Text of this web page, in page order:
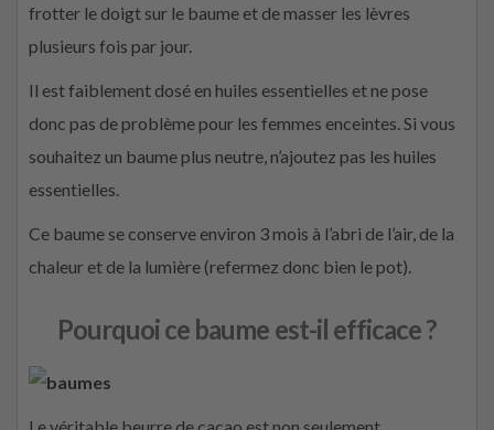
frotter le doigt sur le baume et de masser les lèvres
plusieurs fois par jour.
Il est faiblement dosé en huiles essentielles et ne pose
donc pas de problème pour les femmes enceintes. Si vous
souhaitez un baume plus neutre, n’ajoutez pas les huiles
essentielles.
Ce baume se conserve environ 3 mois à l’abri de l’air, de la
chaleur et de la lumière (refermez donc bien le pot).
Pourquoi ce baume est-il efficace ?